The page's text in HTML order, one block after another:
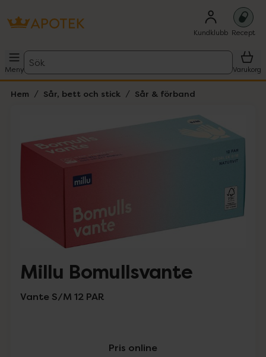
Kundklubb Recept
Meny
Sök
Varukorg
Hem Sår, bett och stick Sår & förband
Lista: . Innehåller 1 objekt.
Millu Bomullsvante
Vante S/M 12 PAR
Pris online